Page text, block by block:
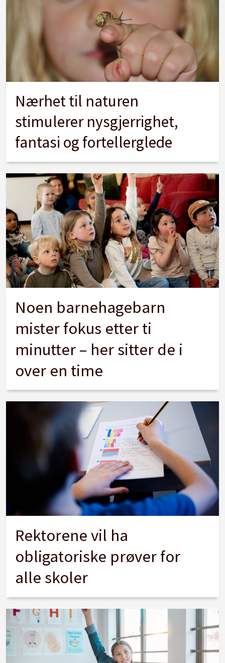
Nærhet til naturen
stimulerer nysgjerrighet,
fantasi og fortellerglede
Noen barnehagebarn
mister fokus etter ti
minutter – her sitter de i
over en time
Rektorene vil ha
obligatoriske prøver for
alle skoler